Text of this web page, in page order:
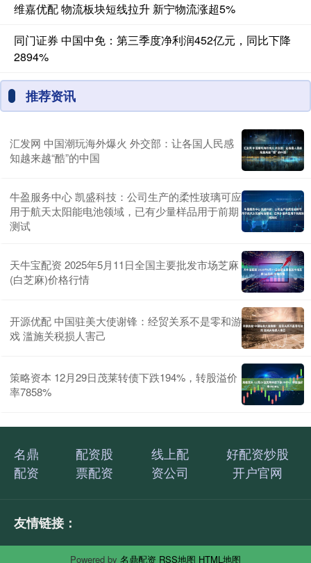
维嘉优配 物流板块短线拉升 新宁物流涨超5%
同门证券 中国中免：第三季度净利润452亿元，同比下降
2894%
推荐资讯
汇发网 中国潮玩海外爆火 外交部：让各国人民感
知越来越“酷”的中国
牛盈服务中心 凯盛科技：公司生产的柔性玻璃可应
用于航天太阳能电池领域，已有少量样品用于前期
测试
天牛宝配资 2025年5月11日全国主要批发市场芝麻
(白芝麻)价格行情
开源优配 中国驻美大使谢锋：经贸关系不是零和游
戏 滥施关税损人害己
策略资本 12月29日茂莱转债下跌194%，转股溢价
率7858%
名鼎
配资
配资股
票配资
线上配
资公司
好配资炒股
开户官网
友情链接：
Powered by 名鼎配资 RSS地图 HTML地图